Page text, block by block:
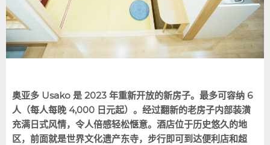
奥亚多 Usako 是 2023 年重新开放的新房子。最多可容纳 6
人（每人每晚 4,000 日元起）。经过翻新的老房子内部装潢
充满日式风情，令人倍感轻松惬意。酒店位于历史悠久的地
区，前面就是世界文化遗产东寺，步行即可到达便利店和超